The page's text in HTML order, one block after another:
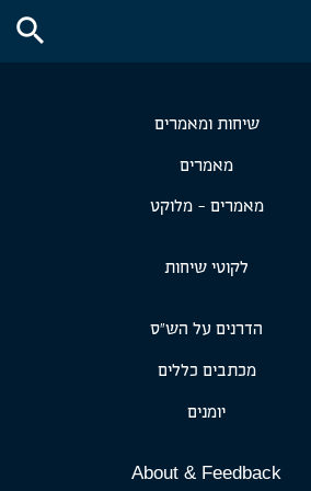
search
שיחות ומאמרים
מאמרים
מאמרים - מלוקט
לקוטי שיחות
הדרנים על הש״ס
מכתבים כללים
יומנים
About & Feedback